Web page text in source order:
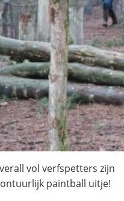
vol verfspetters zijn
paintball uitje!